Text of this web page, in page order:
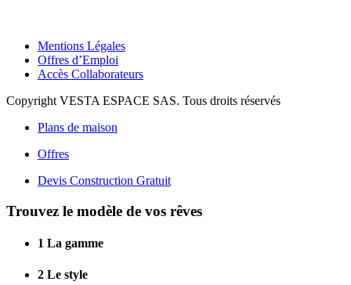
Mentions Légales
Offres d’Emploi
Accès Collaborateurs
Copyright VESTA ESPACE SAS. Tous droits réservés
Plans de maison
Offres
Devis Construction Gratuit
Trouvez le modèle de vos rêves
1 La gamme
2 Le style